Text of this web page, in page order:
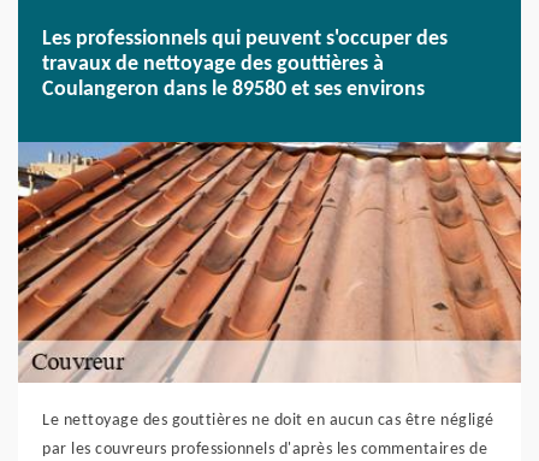
Les professionnels qui peuvent s'occuper des
travaux de nettoyage des gouttières à
Coulangeron dans le 89580 et ses environs
Le nettoyage des gouttières ne doit en aucun cas être négligé
par les couvreurs professionnels d'après les commentaires de